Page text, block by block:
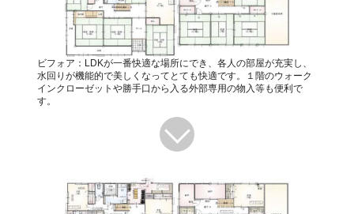
ビフォア：LDKが一番快適な場所にでき、各人の部屋が充実し、
水回りが機能的で美しくなってとても快適です。１階のウォーク
インクローゼットや勝手口から入る外部専用の物入等も便利で
す。